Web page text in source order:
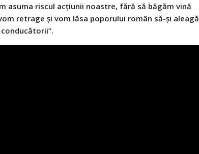
asuma riscul acţiunii noastre, fără să băgăm vină
retrage şi vom lăsa poporului român să-şi aleagă